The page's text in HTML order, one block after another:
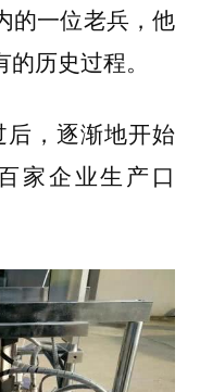
的一位老兵，他
历史过程。
后，逐渐地开始
家企业生产口